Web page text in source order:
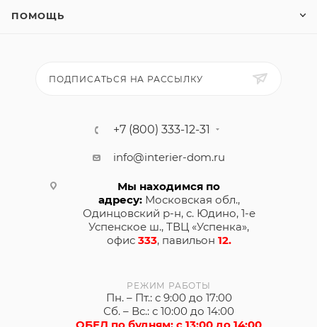
ПОМОЩЬ
ПОДПИСАТЬСЯ НА РАССЫЛКУ
+7 (800) 333-12-31
info@interier-dom.ru
Мы находимся по
адресу:Московская обл.,
Одинцовский р-н, с. Юдино, 1-е
Успенское ш., ТВЦ «Успенка»,
офис 333, павильон 12.
РЕЖИМ РАБОТЫ
Пн. – Пт.: с 9:00 до 17:00
Сб. – Вс.: с 10:00 до 14:00